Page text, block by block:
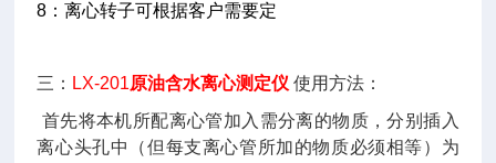
8 ：离心转子可根据客户需要定
三： LX-201原油含水离心测定仪 使用方法：
首先将本机所配离心管加入需分离的物质，分别插入
离心头孔中（但每支离心管所加的物质必须相等）为